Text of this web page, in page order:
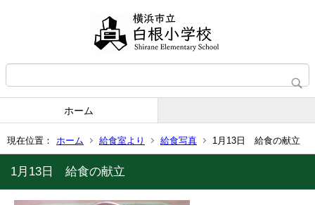
ホーム
現在位置： ホーム 給食室より 給食写真 1月13日 給食の献立
1月13日 給食の献立